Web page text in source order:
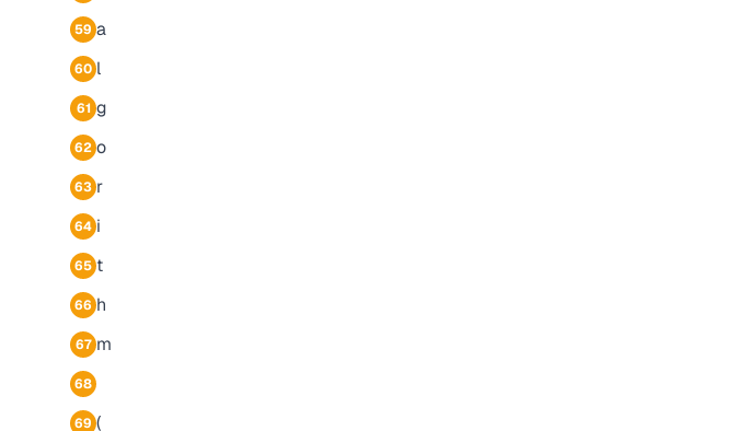
59 a
60 l
61 g
62 o
63 r
64 i
65 t
66 h
67 m
68
69 (